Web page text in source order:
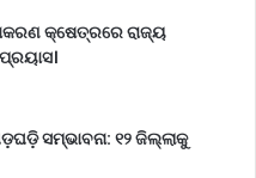
କ୍ଷେତ୍ରରେ ରାଜ୍ୟ
ସମ୍ଭାବନା: ୧୨ ଜିଲ୍ଲାକୁ